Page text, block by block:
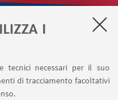
I
tecnici necessari per il suo
di tracciamento facoltativi